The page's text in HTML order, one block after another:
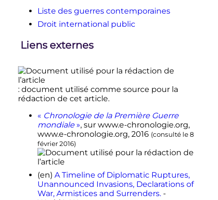
Liste des guerres contemporaines
Droit international public
Liens externes
: document utilisé comme source pour la
rédaction de cet article.
« Chronologie de la Première Guerre
mondiale», sur www.e-chronologie.org,
www.e-chronologie.org, 2016 (consulté le8
février 2016)
(en) A Timeline of Diplomatic Ruptures,
Unannounced Invasions, Declarations of
War, Armistices and Surrenders.-